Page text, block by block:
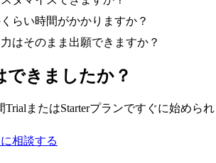
らい時間がかかりますか？
はそのまま出願できますか？
できましたか？
TrialまたはStarterプランですぐに始めら
相談する